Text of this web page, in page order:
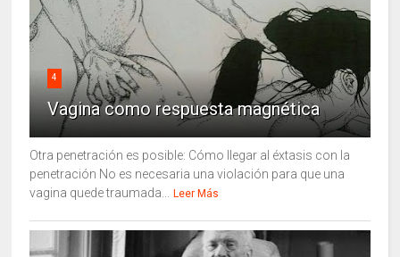
4
Vagina como respuesta magnética
Otra penetración es posible: Cómo llegar al éxtasis con la
penetración No es necesaria una violación para que una
vagina quede traumada...
Leer Más